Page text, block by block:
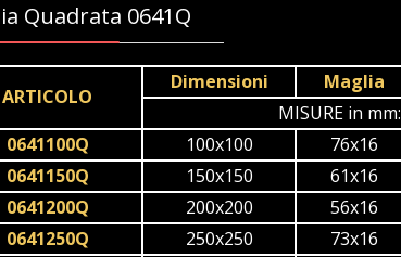
Quadrata 0641Q
ARTICOLO
Dimensioni Maglia
MISURE in mm:
0641100Q
100x100 76x16
0641150Q
150x150 61x16
0641200Q
200x200 56x16
0641250Q
250x250 73x16